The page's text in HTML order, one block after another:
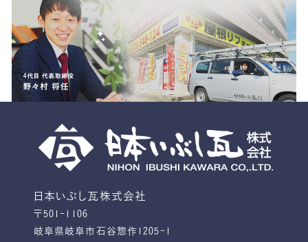
日本いぶし瓦株式会社
〒501-1106
岐阜県岐阜市石谷惣作1205-1